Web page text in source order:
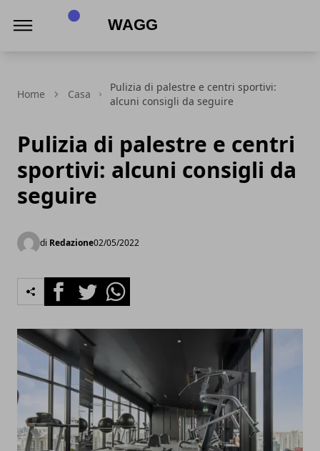
Home Casa
Pulizia di palestre e centri sportivi:
alcuni consigli da seguire
Pulizia di palestre e centri
sportivi: alcuni consigli da
seguire
di Redazione02/05/2022
FacebookTwitterWhatsapp